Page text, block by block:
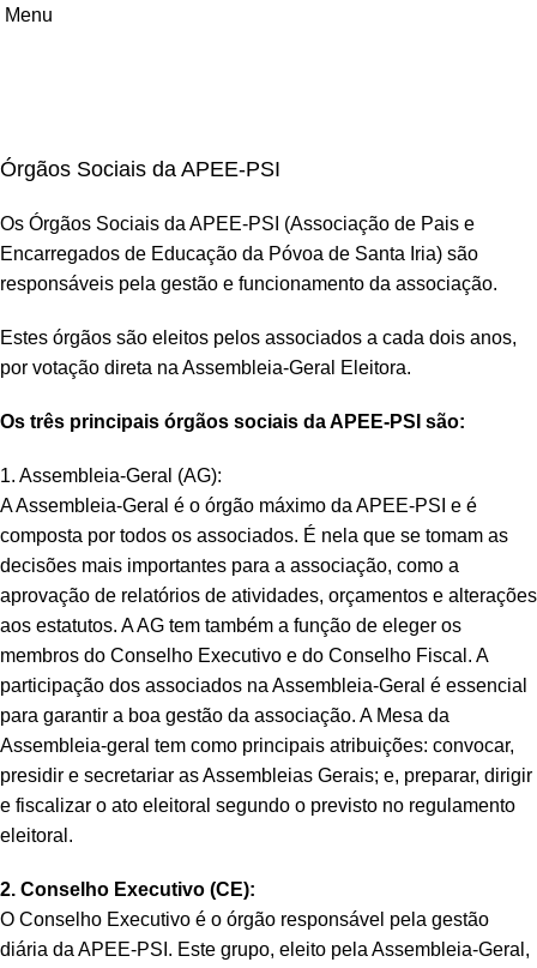
Menu
Órgãos Sociais
Órgãos Sociais da APEE-PSI
Os Órgãos Sociais da APEE-PSI (Associação de Pais e
Encarregados de Educação da Póvoa de Santa Iria) são
responsáveis pela gestão e funcionamento da associação.
Estes órgãos são eleitos pelos associados a cada dois anos,
por votação direta na Assembleia-Geral Eleitora.
Os três principais órgãos sociais da APEE-PSI são:
1. Assembleia-Geral (AG):
A Assembleia-Geral é o órgão máximo da APEE-PSI e é
composta por todos os associados. É nela que se tomam as
decisões mais importantes para a associação, como a
aprovação de relatórios de atividades, orçamentos e alterações
aos estatutos. A AG tem também a função de eleger os
membros do Conselho Executivo e do Conselho Fiscal. A
participação dos associados na Assembleia-Geral é essencial
para garantir a boa gestão da associação. A Mesa da
Assembleia-geral tem como principais atribuições: convocar,
presidir e secretariar as Assembleias Gerais; e, preparar, dirigir
e fiscalizar o ato eleitoral segundo o previsto no regulamento
eleitoral.
2. Conselho Executivo (CE):
O Conselho Executivo é o órgão responsável pela gestão
diária da APEE-PSI. Este grupo, eleito pela Assembleia-Geral,